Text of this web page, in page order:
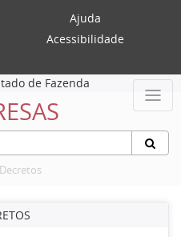
Ajuda
Acessibilidade
de Fazenda
Decretos